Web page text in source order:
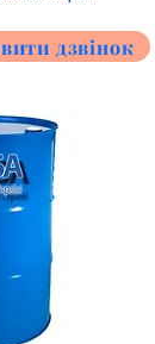
дзвінок